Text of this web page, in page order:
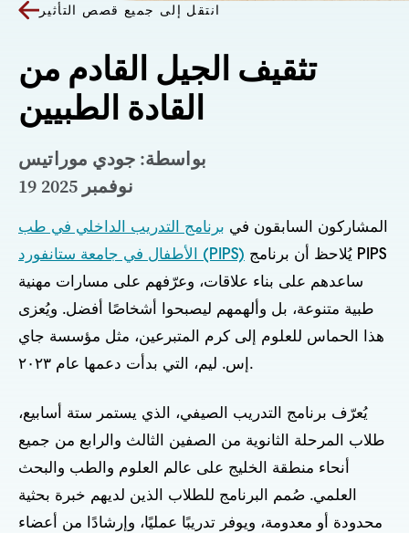
انتقل إلى جميع قصص التأثير
تثقيف الجيل القادم من
القادة الطبيين
بواسطة: جودي موراتيس
19 نوفمبر 2025
المشاركون السابقون في برنامج التدريب الداخلي في طب
الأطفال في جامعة ستانفورد (PIPS)
ساعدهم على بناء علاقات، وعرّفهم على مسارات مهنية
طبية متنوعة، بل وألهمهم ليصبحوا أشخاصًا أفضل. ويُعزى
هذا الحماس للعلوم إلى كرم المتبرعين، مثل مؤسسة جاي
إس. ليم، التي بدأت دعمها عام ٢٠٢٣.
يُعرّف برنامج التدريب الصيفي، الذي يستمر ستة أسابيع،
طلاب المرحلة الثانوية من الصفين الثالث والرابع من جميع
أنحاء منطقة الخليج على عالم العلوم والطب والبحث
العلمي. صُمم البرنامج للطلاب الذين لديهم خبرة بحثية
محدودة أو معدومة، ويوفر تدريبًا عمليًا، وإرشادًا من أعضاء